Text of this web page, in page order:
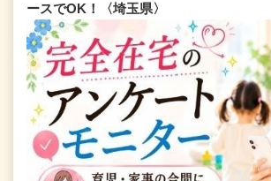
ースでOK！〈埼玉県〉